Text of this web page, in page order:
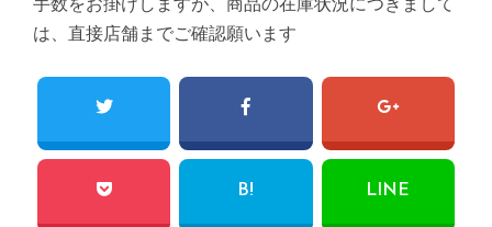
手数をお掛けしますが、商品の在庫状況につきまして
は、直接店舗までご確認願います
B! LINE